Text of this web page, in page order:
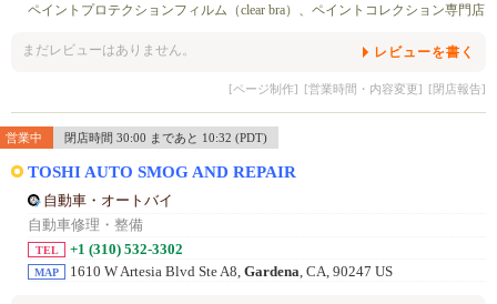
ペイントプロテクションフィルム（clear bra）、ペイントコレクション専門店
まだレビューはありません。 レビューを書く
[ページ制作] [営業時間・内容変更] [閉店報告]
営業中 閉店時間 30:00 まであと 10:32 (PDT)
TOSHI AUTO SMOG AND REPAIR
自動車・オートバイ
自動車修理・整備
TEL +1 (310) 532-3302
MAP 1610 W Artesia Blvd Ste A8, Gardena, CA, 90247 US